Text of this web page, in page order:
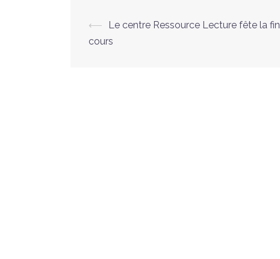
Navigation
⟵
Le centre Ressource Lecture fête la
cours